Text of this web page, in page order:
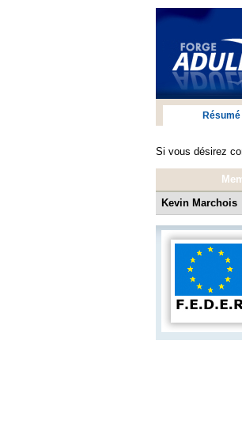
Résumé
Si vous désirez
Kevin Marchois